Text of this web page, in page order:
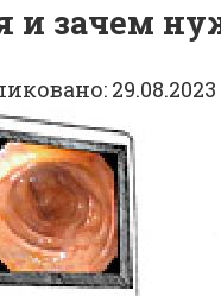
и зачем
29.08.2023